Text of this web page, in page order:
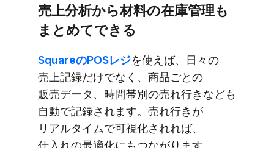
売上分析から​材料の​在庫管理も​
まとめて​できる
Squareの​POSレジを​使えば、​日々の​
売上記録だけでなく、​商品ごとの​
販売データ、​時間帯別の​売れ​行きなども​
自動で​記録されます。​売れ​行きが​
リアルタイムで​可視化されれば、​
仕入れの​最適化に​もつながります。